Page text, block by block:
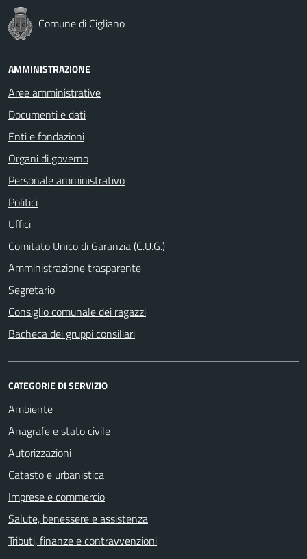
Comune di Cigliano
AMMINISTRAZIONE
Aree amministrative
Documenti e dati
Enti e fondazioni
Organi di governo
Personale amministrativo
Politici
Uffici
Comitato Unico di Garanzia (C.U.G.)
Amministrazione trasparente
Segretario
Consiglio comunale dei ragazzi
Bacheca dei gruppi consiliari
CATEGORIE DI SERVIZIO
Ambiente
Anagrafe e stato civile
Autorizzazioni
Catasto e urbanistica
Imprese e commercio
Salute, benessere e assistenza
Tributi, finanze e contravvenzioni